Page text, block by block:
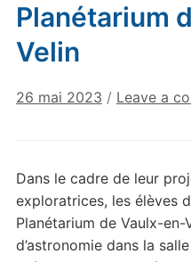
Planétarium
Velin
26 mai 2023 / Leave a
Dans le cadre de leur
exploratrices, les élèves
Planétarium de Vaulx-en-
d’astronomie dans la